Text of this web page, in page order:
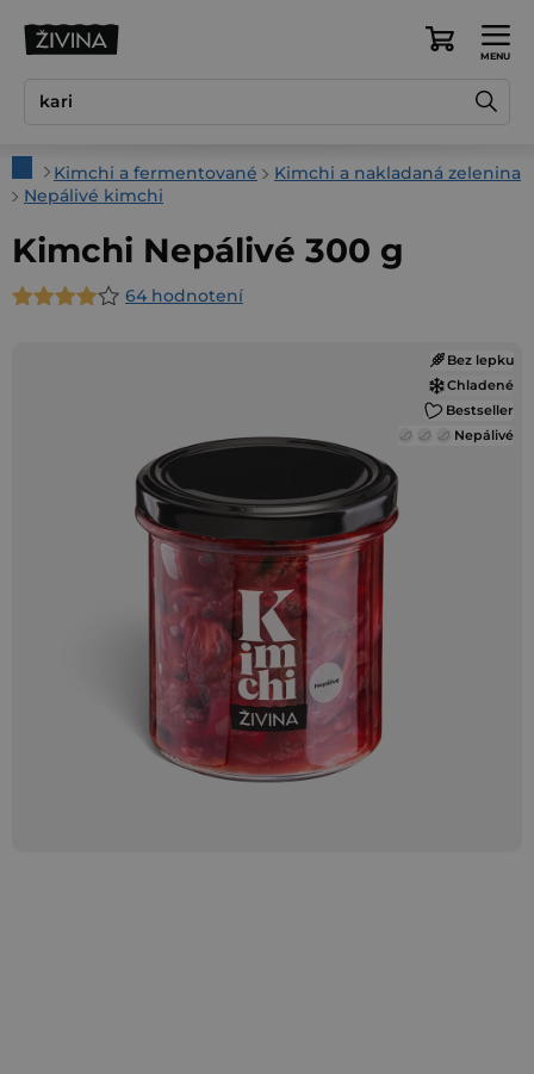
Nákupný
DomovKimchi a fermentované
Kimchi a nakladaná zelenina
Nepálivé kimchi
Kimchi Nepálivé 300 g
Priemerné
64 hodnotení
Bez lepku
Chladené
Bestseller
Nepálivé